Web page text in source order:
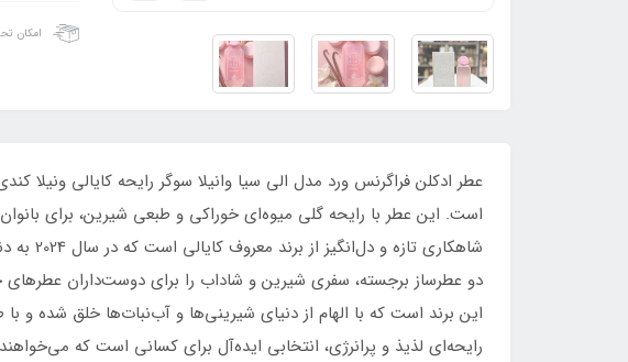
امکان
این برند است که با الهام از دنیای شیرینی‌ها و آب‌نبات‌ها خلق شده
رایحه‌ای لذیذ و پرانرژی، انتخابی ایده‌آل برای کسانی است که